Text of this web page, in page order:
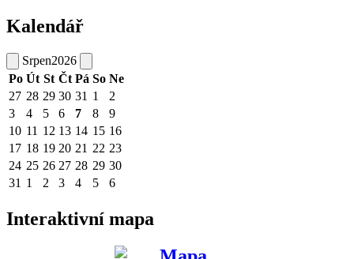
Kalendář
Srpen2026
Po Út St Čt Pá So Ne
27 28 29 30 31 1
2
3
4 5 6 7 8
9
10 11 12 13 14 15 16
17 18 19 20 21 22 23
24 25 26 27 28 29 30
31 1 2 3 4 5 6
Interaktivní mapa